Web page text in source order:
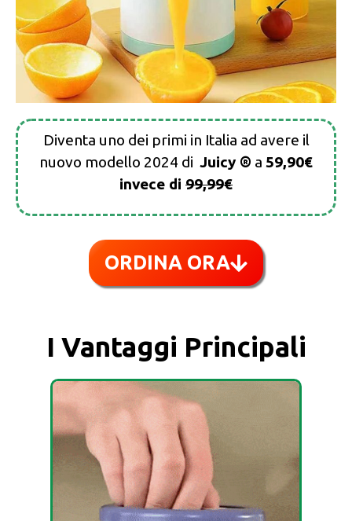
Diventa uno dei primi in Italia ad avere il
nuovo modello 2024 di Juicy ® a 59,90€
invece di 99,99€
ORDINA ORA
I Vantaggi Principali